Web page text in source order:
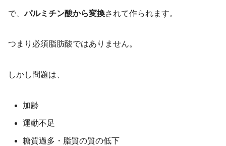
で、パルミチン酸から変換されて作られます。
つまり必須脂肪酸ではありません。
しかし問題は、
加齢
運動不足
糖質過多・脂質の質の低下